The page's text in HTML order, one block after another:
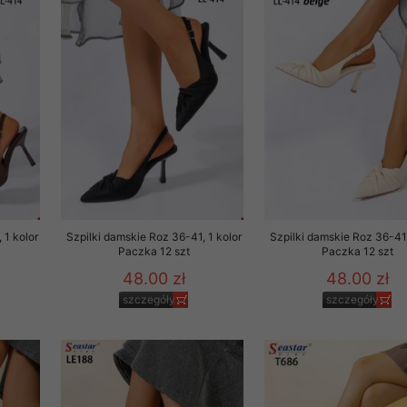
1 kolor
Szpilki damskie Roz 36-41, 1 kolor
Paczka 12 szt
48.00 zł
szczegóły
Szpilki damskie Roz 36-
Paczka 12 szt
48.00 zł
szczegóły
sierpnia 1997 r. o
przechowujemy na
jedynie uprawnieni
danych w celu
osobom trzecim,
na podstawie
na komputerze Klienta
naszej oferty do
internetowej
tych plików
na komputerze